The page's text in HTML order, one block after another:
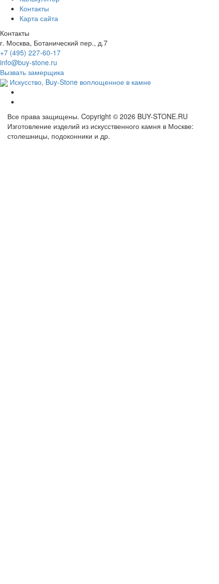
Контакты
Карта сайта
Контакты
г. Москва, Ботанический пер., д.7
+7 (495) 227-60-17
info@buy-stone.ru
Вызвать замерщика
Искусство, Buy-Stone воплощенное в камне
Все права защищены. Copyright © 2026 BUY-STONE.RU
Изготовление изделий из искусственного камня в Москве:
столешницы, подоконники и др.